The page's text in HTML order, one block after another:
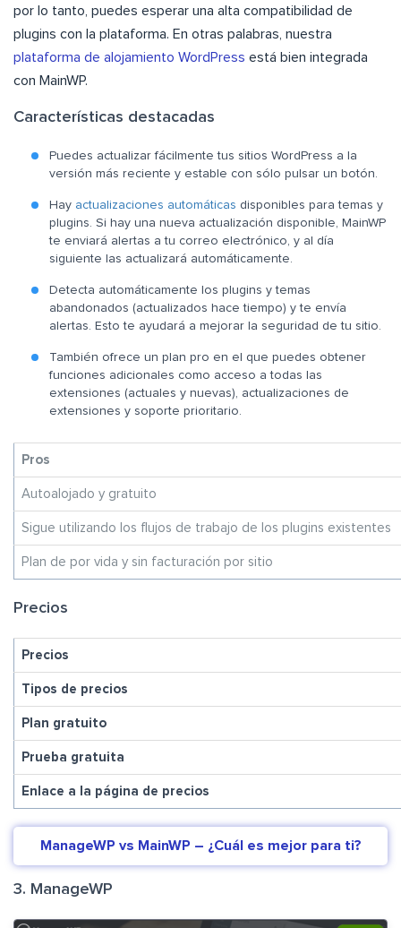
por lo tanto, puedes esperar una alta compatibilidad de
plugins con la plataforma. En otras palabras, nuestra
plataforma de alojamiento WordPress está bien integrada
con MainWP.
Características destacadas
Puedes actualizar fácilmente tus sitios WordPress a la
versión más reciente y estable con sólo pulsar un botón.
Hay actualizaciones automáticas disponibles para temas y
plugins. Si hay una nueva actualización disponible, MainWP
te enviará alertas a tu correo electrónico, y al día
siguiente las actualizará automáticamente.
Detecta automáticamente los plugins y temas
abandonados (actualizados hace tiempo) y te envía
alertas. Esto te ayudará a mejorar la seguridad de tu sitio.
También ofrece un plan pro en el que puedes obtener
funciones adicionales como acceso a todas las
extensiones (actuales y nuevas), actualizaciones de
extensiones y soporte prioritario.
Pros
Autoalojado y gratuito
Sigue utilizando los flujos de trabajo de los plugins existentes
Plan de por vida y sin facturación por sitio
Precios
Precios
Tipos de precios
Plan gratuito
Prueba gratuita
Enlace a la página de precios
ManageWP vs MainWP – ¿Cuál es mejor para ti?
3. ManageWP